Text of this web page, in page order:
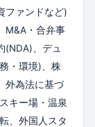
ファンドなど)
M&A・合弁事
(NDA)、デュ
・環境)、株
外為法に基づ
キー場・温泉
、外国人スタ